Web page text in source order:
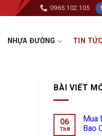
0965.102.105
NHỰA ĐƯỜNG TIN
BÀI VIẾT
06
Th8
Mua
Bao